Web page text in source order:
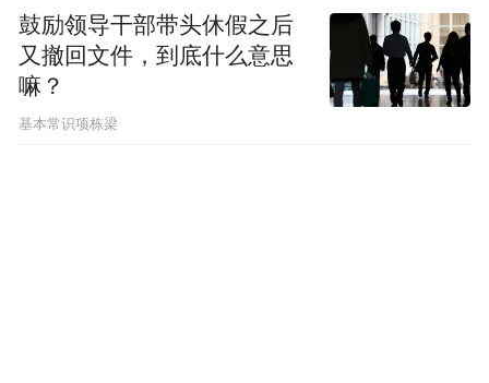
鼓励领导干部带头休假之后
又撤回文件，到底什么意思
嘛？
基本常识项栋梁